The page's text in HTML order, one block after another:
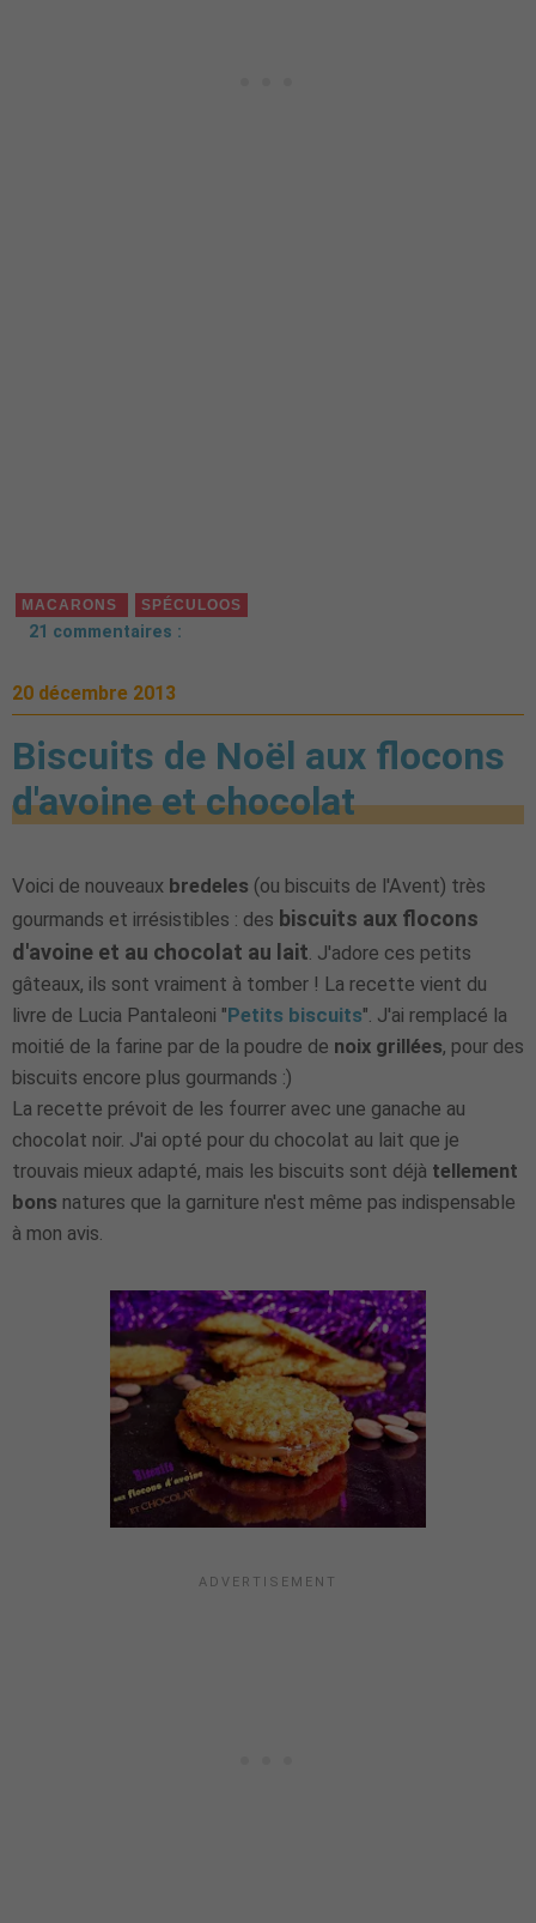
MACARONS SPÉCULOOS
21 commentaires :
20 décembre 2013
Biscuits de Noël aux flocons
d'avoine et chocolat
Voici de nouveaux bredeles (ou biscuits de l'Avent) très
gourmands et irrésistibles : des biscuits aux flocons
d'avoine et au chocolat au lait. J'adore ces petits
gâteaux, ils sont vraiment à tomber ! La recette vient du
livre de Lucia Pantaleoni "Petits biscuits". J'ai remplacé la
moitié de la farine par de la poudre de noix grillées, pour des
biscuits encore plus gourmands :)
La recette prévoit de les fourrer avec une ganache au
chocolat noir. J'ai opté pour du chocolat au lait que je
trouvais mieux adapté, mais les biscuits sont déjà tellement
bons natures que la garniture n'est même pas indispensable
à mon avis.